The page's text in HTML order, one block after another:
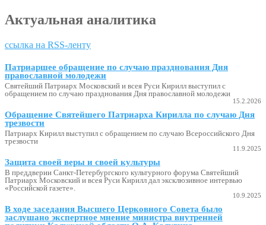
Актуальная аналитика
ссылка на RSS-ленту
Патриаршее обращение по случаю празднования Дня
православной молодежи
Святейший Патриарх Московский и всея Руси Кирилл выступил с
обращением по случаю празднования Дня православной молодежи
15.2.2026
Обращение Святейшего Патриарха Кирилла по случаю Дня
трезвости
Патриарх Кирилл выступил с обращением по случаю Всероссийского Дня
трезвости
11.9.2025
Защита своей веры и своей культуры
В преддверии Санкт-Петербургского культурного форума Святейший
Патриарх Московский и всея Руси Кирилл дал эксклюзивное интервью
«Российской газете».
10.9.2025
В ходе заседания Высшего Церковного Совета было
заслушано экспертное мнение министра внутренней